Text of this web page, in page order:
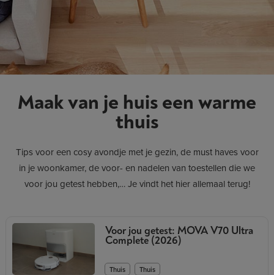
Maak van je huis een warme
thuis
Tips voor een cosy avondje met je gezin, de must haves voor
in je woonkamer, de voor- en nadelen van toestellen die we
voor jou getest hebben,… Je vindt het hier allemaal terug!
Voor jou getest: MOVA V70 Ultra
Complete (2026)
Thuis Thuis